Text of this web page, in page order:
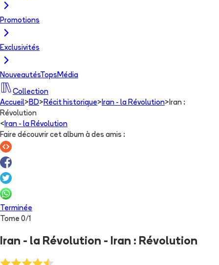
Promotions
Exclusivités
NouveautésTops Média
Collection
Accueil> BD> Récit historique> Iran - la Révolution> Iran :
Révolution
< Iran - la Révolution
Faire découvrir cet album à des amis :
Terminée
Tome 0/1
Iran - la Révolution - Iran : Révolution